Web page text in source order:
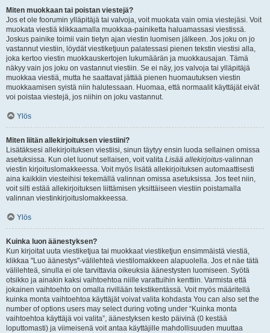
Miten muokkaan tai poistan viestejä?
Jos et ole foorumin ylläpitäjä tai valvoja, voit muokata vain omia viestejäsi. Voit
muokata viestiä klikkaamalla muokkaa-painiketta haluamassasi viestissä.
Joskus painike toimii vain tietyn ajan viestin luomisen jälkeen. Jos joku on jo
vastannut viestiin, löydät viestiketjuun palatessasi pienen tekstin viestisi alla,
joka kertoo viestin muokkauskertojen lukumäärän ja muokkausajan. Tämä
näkyy vain jos joku on vastannut viestiin. Se ei näy, jos valvoja tai ylläpitäjä
muokkaa viestiä, mutta he saattavat jättää pienen huomautuksen viestin
muokkaamisen syistä niin halutessaan. Huomaa, että normaalit käyttäjät eivät
voi poistaa viestejä, jos niihin on joku vastannut.
Ylös
Miten liitän allekirjoituksen viestiini?
Lisätäksesi allekirjoituksen viestiisi, sinun täytyy ensin luoda sellainen omissa
asetuksissa. Kun olet luonut sellaisen, voit valita Lisää allekirjoitus-valinnan
viestin kirjoituslomakkeessa. Voit myös lisätä allekirjoituksen automaattisesti
aina kaikkiin viesteihisi tekemällä valinnan omissa asetuksissa. Jos teet niin,
voit silti estää allekirjoituksen liittämisen yksittäiseen viestiin poistamalla
valinnan viestinkirjoituslomakkeessa.
Ylös
Kuinka luon äänestyksen?
Kun kirjoitat uuta viestiketjua tai muokkaat viestiketjun ensimmäistä viestiä,
klikkaa "Luo äänestys"-välilehteä viestilomakkeen alapuolella. Jos et näe tätä
välilehteä, sinulla ei ole tarvittavia oikeuksia äänestysten luomiseen. Syötä
otsikko ja ainakin kaksi vaihtoehtoa niille varattuihin kenttiin. Varmista että
jokainen vaihtoehto on omalla rivillään tekstikentässä. Voit myös määritellä
kuinka monta vaihtoehtoa käyttäjät voivat valita kohdasta You can also set the
number of options users may select during voting under “Kuinka monta
vaihtoehtoa käyttäjä voi valita”, äänestyksen kesto päivinä (0 kestää
loputtomasti) ja viimeisenä voit antaa käyttäjille mahdollisuuden muuttaa